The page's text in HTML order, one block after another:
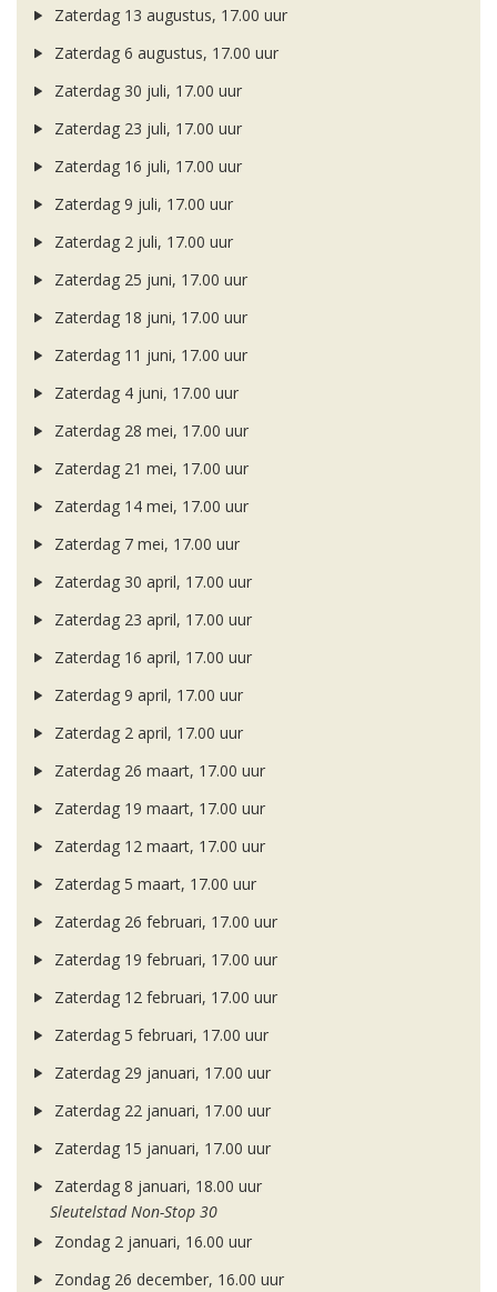
Zaterdag 13 augustus, 17.00 uur
Zaterdag 6 augustus, 17.00 uur
Zaterdag 30 juli, 17.00 uur
Zaterdag 23 juli, 17.00 uur
Zaterdag 16 juli, 17.00 uur
Zaterdag 9 juli, 17.00 uur
Zaterdag 2 juli, 17.00 uur
Zaterdag 25 juni, 17.00 uur
Zaterdag 18 juni, 17.00 uur
Zaterdag 11 juni, 17.00 uur
Zaterdag 4 juni, 17.00 uur
Zaterdag 28 mei, 17.00 uur
Zaterdag 21 mei, 17.00 uur
Zaterdag 14 mei, 17.00 uur
Zaterdag 7 mei, 17.00 uur
Zaterdag 30 april, 17.00 uur
Zaterdag 23 april, 17.00 uur
Zaterdag 16 april, 17.00 uur
Zaterdag 9 april, 17.00 uur
Zaterdag 2 april, 17.00 uur
Zaterdag 26 maart, 17.00 uur
Zaterdag 19 maart, 17.00 uur
Zaterdag 12 maart, 17.00 uur
Zaterdag 5 maart, 17.00 uur
Zaterdag 26 februari, 17.00 uur
Zaterdag 19 februari, 17.00 uur
Zaterdag 12 februari, 17.00 uur
Zaterdag 5 februari, 17.00 uur
Zaterdag 29 januari, 17.00 uur
Zaterdag 22 januari, 17.00 uur
Zaterdag 15 januari, 17.00 uur
Zaterdag 8 januari, 18.00 uur
Sleutelstad Non-Stop 30
Zondag 2 januari, 16.00 uur
Zondag 26 december, 16.00 uur